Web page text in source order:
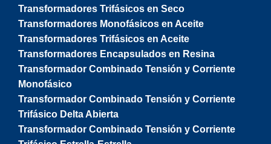
Transformadores Trifásicos en Seco
Transformadores Monofásicos en Aceite
Transformadores Trifásicos en Aceite
Transformadores Encapsulados en Resina
Transformador Combinado Tensión y Corriente
Monofásico
Transformador Combinado Tensión y Corriente
Trifásico Delta Abierta
Transformador Combinado Tensión y Corriente